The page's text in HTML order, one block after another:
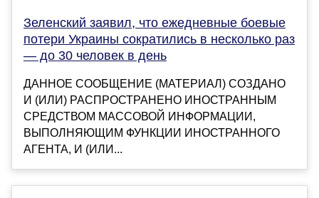
Зеленский заявил, что ежедневные боевые
потери Украины сократились в несколько раз
— до 30 человек в день
ДАННОЕ СООБЩЕНИЕ (МАТЕРИАЛ) СОЗДАНО
И (ИЛИ) РАСПРОСТРАНЕНО ИНОСТРАННЫМ
СРЕДСТВОМ МАССОВОЙ ИНФОРМАЦИИ,
ВЫПОЛНЯЮЩИМ ФУНКЦИИ ИНОСТРАННОГО
АГЕНТА, И (ИЛИ...